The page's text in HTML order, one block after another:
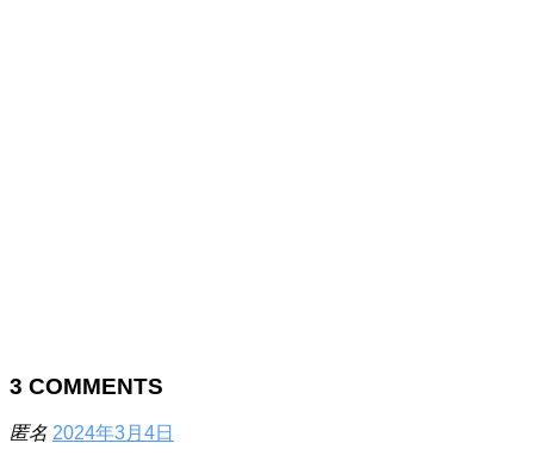
3 COMMENTS
匿名 2024年3月4日